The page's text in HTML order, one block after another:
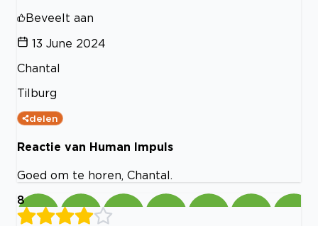
Beveelt aan
13 June 2024
Chantal
Tilburg
delen
Reactie van Human Impuls
Goed om te horen, Chantal.
8